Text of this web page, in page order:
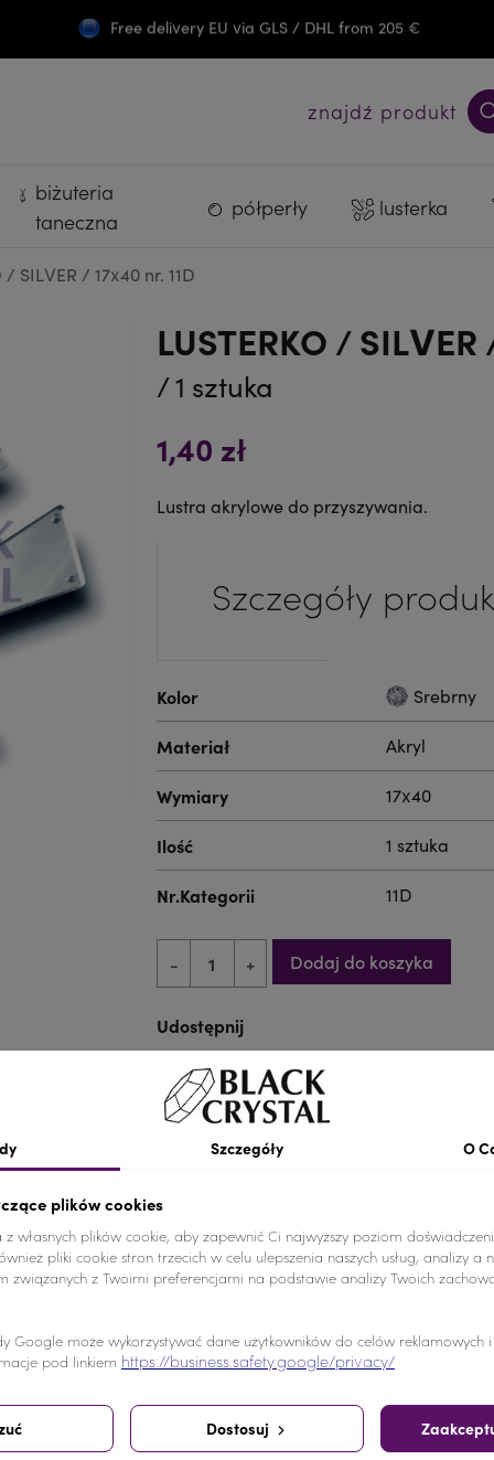
Free delivery EU via GLS / DHL from 205 €
znajdź produkt
biżuteria
taneczna
półperły lusterka
/ SILVER / 17x40 nr. 11D
LUSTERKO /
/ 1 sztuka
1,40 zł
Lustra akrylowe do przyszywania.
Szczegóły
Kolor Srebrny
Materiał Akryl
Wymiary 17x40
Ilość 1 sztuka
Nr.Kategorii 11D
- + Dodaj do koszyka
Udostępnij
UdostępnijTweetujPinterest
przed przyszyciem.
ten produkt kupili również:
Szczegóły O
plików cookies
z własnych plików cookie, aby zapewnić Ci najwyższy poziom
pliki cookie stron trzecich w celu ulepszenia naszych usług, analizy a
związanych z Twoimi preferencjami na podstawie analizy Twoich
Google może wykorzystywać dane użytkowników do celów reklamowych
pod linkiem https://business.safety.google/privacy/
Dostosuj